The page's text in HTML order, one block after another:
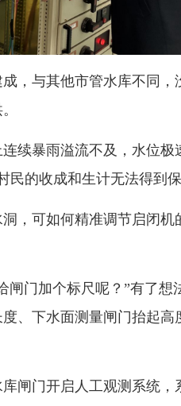
与其他市管水库不同，
暴雨溢流不及，水位极
民的收成和生计无法得到保
可如何精准调节启闭机
门加个标尺呢？”有了
、下水面测量闸门抬起
门开启人工观测系统，